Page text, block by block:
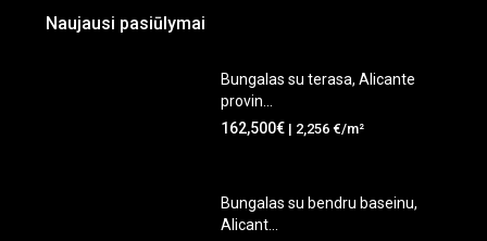
Naujausi pasiūlymai
Bungalas su terasa, Alicante
provin...
162,500€ | 2,256 €/m²
Bungalas su bendru baseinu,
Alicant...